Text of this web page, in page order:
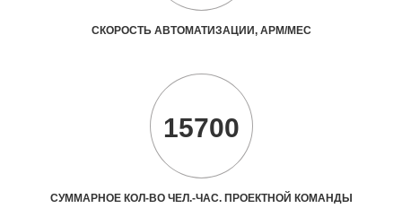
СКОРОСТЬ АВТОМАТИЗАЦИИ, АРМ/МЕС
15700
СУММАРНОЕ КОЛ-ВО ЧЕЛ.-ЧАС. ПРОЕКТНОЙ КОМАНДЫ